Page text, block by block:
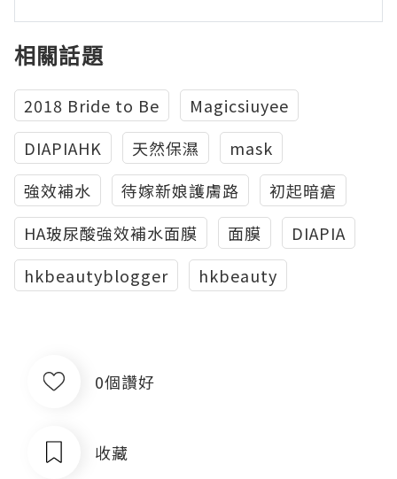
相關話題
2018 Bride to Be
Magicsiuyee
DIAPIAHK
天然保濕
mask
強效補水
待嫁新娘護膚路
初起暗瘡
HA玻尿酸強效補水面膜
面膜
DIAPIA
hkbeautyblogger
hkbeauty
0個讚好
收藏